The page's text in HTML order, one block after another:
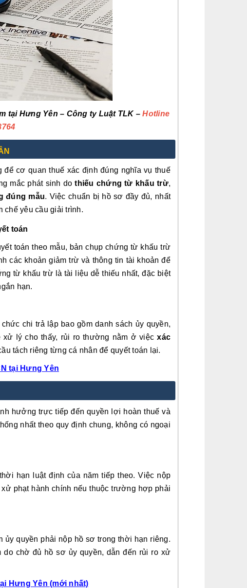
tại Hưng Yên – Công ty Luật TLK –Hotline
cơ quan thuế xác định đúng nghĩa vụ thuế
mắc phát sinh dothiếu chứng từ khấu trừ,
đúng mẫu. Việc chuẩn bị hồ sơ đầy đủ, nhất
chế yêu cầu giải trình.
toán
toán theo mẫu, bản chụp chứng từ khấu trừ
các khoản giảm trừ và thông tin tài khoản để
từ khấu trừ là tài liệu dễ thiếu nhất, đặc biệt
hạn.
chi trả lập bao gồm danh sách ủy quyền,
xử lý cho thấy, rủi ro thường nằm ở việcxác
tách riêng từng cá nhân để quyết toán lại.
tại Hưng Yên
hưởng trực tiếp đến quyền lợi hoàn thuế và
nhất theo quy định chung, không có ngoại
hạn luật định của năm tiếp theo. Việc nộp
phạt hành chính nếu thuộc trường hợp phải
ủy quyền phải nộp hồ sơ trong thời hạn riêng.
do chờ đủ hồ sơ ủy quyền, dẫn đến rủi ro xử
Hưng Yên (mới nhất)